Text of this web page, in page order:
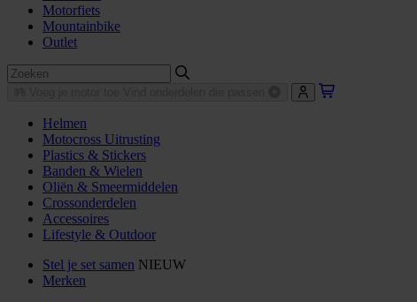
Motorfiets
Mountainbike
Outlet
Helmen
Motocross Uitrusting
Plastics & Stickers
Banden & Wielen
Oliën & Smeermiddelen
Crossonderdelen
Accessoires
Lifestyle & Outdoor
Stel je set samen NIEUW
Merken